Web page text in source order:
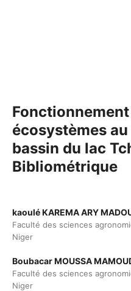
écosystèmes
bassin du lac
Bibliométrique
kaoulé KAREMA ARY
Faculté des sciences
Niger
Boubacar MOUSSA
Faculté des sciences
Niger